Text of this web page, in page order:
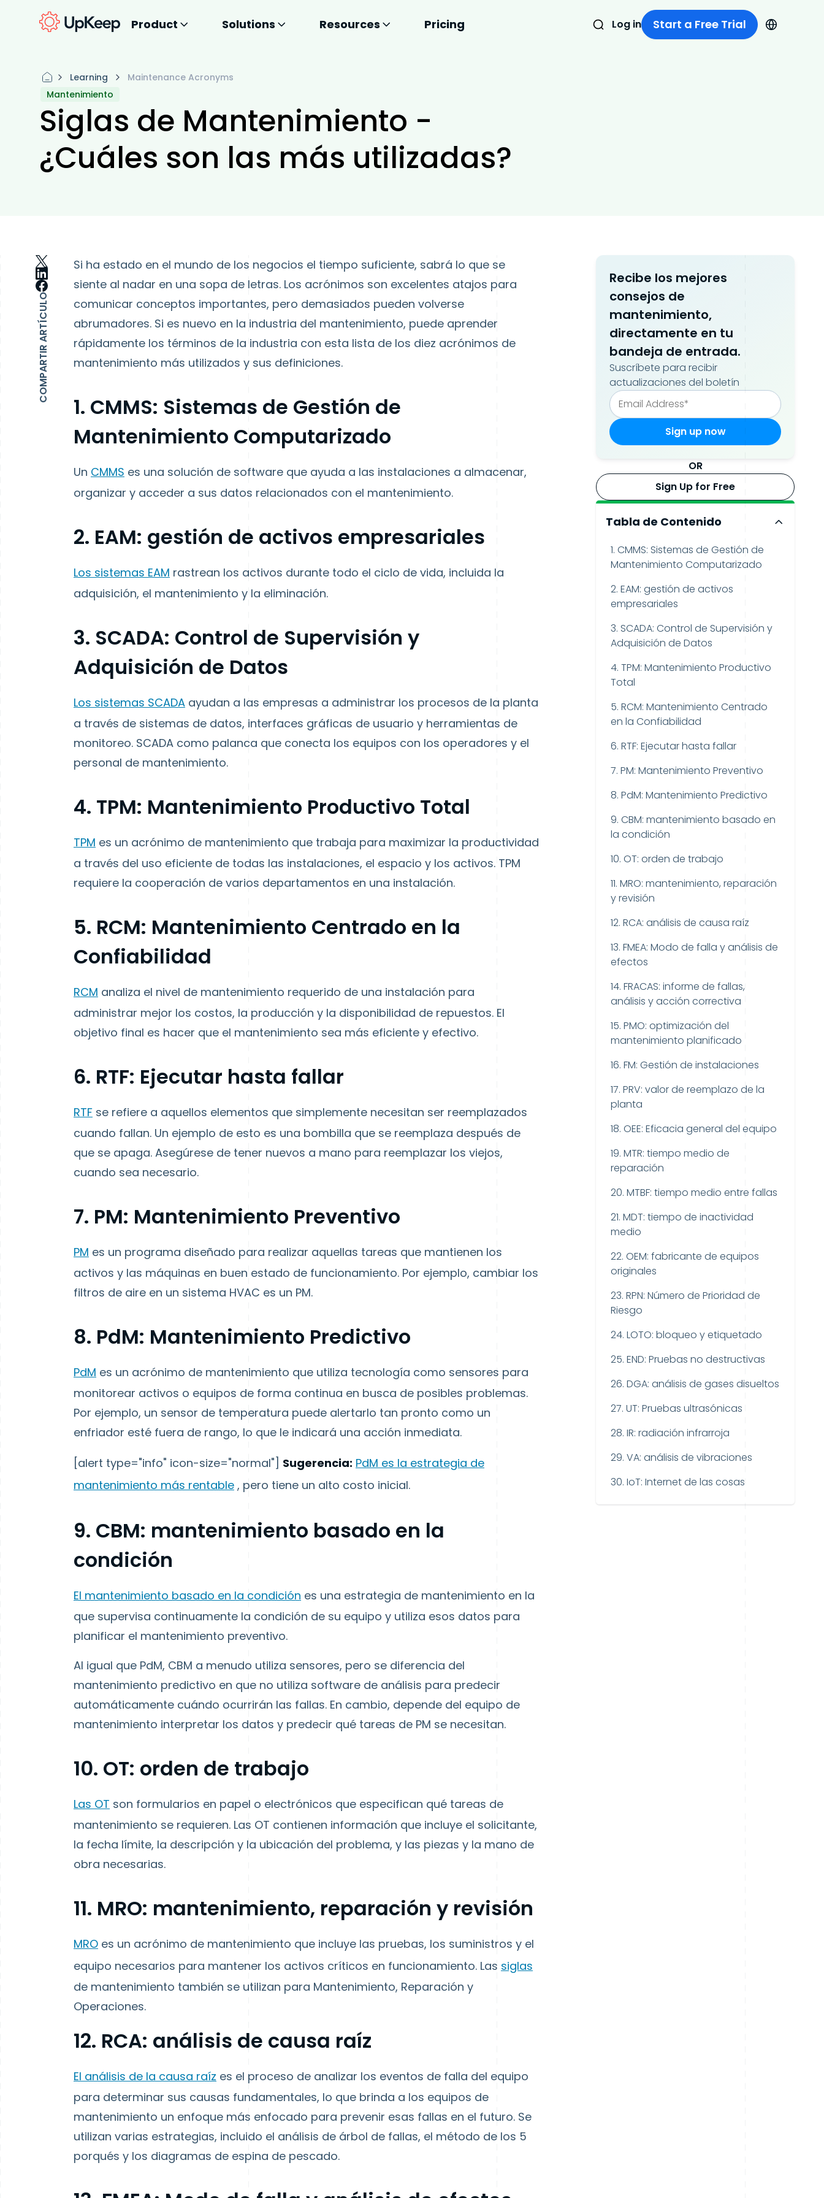
Product Solutions Resources Pricing Log in Start a Free Trial
Learning
Maintenance Acronyms
Mantenimiento
Siglas de Mantenimiento -
¿Cuáles son las más utilizadas?
COMPARTIR ARTÍCULO
Si ha estado en el mundo de los negocios el tiempo suficiente, sabrá lo que se
siente al nadar en una sopa de letras. Los acrónimos son excelentes atajos para
comunicar conceptos importantes, pero demasiados pueden volverse
abrumadores. Si es nuevo en la industria del mantenimiento, puede aprender
rápidamente los términos de la industria con esta lista de los diez acrónimos de
mantenimiento más utilizados y sus definiciones.
1. CMMS: Sistemas de Gestión de
Mantenimiento Computarizado
Un CMMS es una solución de software que ayuda a las instalaciones a almacenar,
organizar y acceder a sus datos relacionados con el mantenimiento.
2. EAM: gestión de activos empresariales
Los sistemas EAM rastrean los activos durante todo el ciclo de vida, incluida la
adquisición, el mantenimiento y la eliminación.
3. SCADA: Control de Supervisión y
Adquisición de Datos
Los sistemas SCADA ayudan a las empresas a administrar los procesos de la planta
a través de sistemas de datos, interfaces gráficas de usuario y herramientas de
monitoreo. SCADA como palanca que conecta los equipos con los operadores y el
personal de mantenimiento.
4. TPM: Mantenimiento Productivo Total
TPM es un acrónimo de mantenimiento que trabaja para maximizar la productividad
a través del uso eficiente de todas las instalaciones, el espacio y los activos. TPM
requiere la cooperación de varios departamentos en una instalación.
5. RCM: Mantenimiento Centrado en la
Confiabilidad
RCM analiza el nivel de mantenimiento requerido de una instalación para
administrar mejor los costos, la producción y la disponibilidad de repuestos. El
objetivo final es hacer que el mantenimiento sea más eficiente y efectivo.
6. RTF: Ejecutar hasta fallar
RTF se refiere a aquellos elementos que simplemente necesitan ser reemplazados
cuando fallan. Un ejemplo de esto es una bombilla que se reemplaza después de
que se apaga. Asegúrese de tener nuevos a mano para reemplazar los viejos,
cuando sea necesario.
7. PM: Mantenimiento Preventivo
PM es un programa diseñado para realizar aquellas tareas que mantienen los
activos y las máquinas en buen estado de funcionamiento. Por ejemplo, cambiar los
filtros de aire en un sistema HVAC es un PM.
8. PdM: Mantenimiento Predictivo
PdM es un acrónimo de mantenimiento que utiliza tecnología como sensores para
monitorear activos o equipos de forma continua en busca de posibles problemas.
Por ejemplo, un sensor de temperatura puede alertarlo tan pronto como un
enfriador esté fuera de rango, lo que le indicará una acción inmediata.
[alert type="info" icon-size="normal"] Sugerencia: PdM es la estrategia de
mantenimiento más rentable , pero tiene un alto costo inicial.
9. CBM: mantenimiento basado en la
condición
El mantenimiento basado en la condición es una estrategia de mantenimiento en la
que supervisa continuamente la condición de su equipo y utiliza esos datos para
planificar el mantenimiento preventivo.
Al igual que PdM, CBM a menudo utiliza sensores, pero se diferencia del
mantenimiento predictivo en que no utiliza software de análisis para predecir
automáticamente cuándo ocurrirán las fallas. En cambio, depende del equipo de
mantenimiento interpretar los datos y predecir qué tareas de PM se necesitan.
10. OT: orden de trabajo
Las OT son formularios en papel o electrónicos que especifican qué tareas de
mantenimiento se requieren. Las OT contienen información que incluye el solicitante,
la fecha límite, la descripción y la ubicación del problema, y las piezas y la mano de
obra necesarias.
11. MRO: mantenimiento, reparación y revisión
MRO es un acrónimo de mantenimiento que incluye las pruebas, los suministros y el
equipo necesarios para mantener los activos críticos en funcionamiento. Las siglas
de mantenimiento también se utilizan para Mantenimiento, Reparación y
Operaciones.
12. RCA: análisis de causa raíz
El análisis de la causa raíz es el proceso de analizar los eventos de falla del equipo
para determinar sus causas fundamentales, lo que brinda a los equipos de
mantenimiento un enfoque más enfocado para prevenir esas fallas en el futuro. Se
utilizan varias estrategias, incluido el análisis de árbol de fallas, el método de los 5
porqués y los diagramas de espina de pescado.
Recibe los mejores
consejos de
mantenimiento,
directamente en tu
bandeja de entrada.
Suscríbete para recibir
actualizaciones del boletín
OR
Sign Up for Free
Tabla de Contenido
1. CMMS: Sistemas de Gestión de
Mantenimiento Computarizado
2. EAM: gestión de activos
empresariales
3. SCADA: Control de Supervisión y
Adquisición de Datos
4. TPM: Mantenimiento Productivo
Total
5. RCM: Mantenimiento Centrado
en la Confiabilidad
6. RTF: Ejecutar hasta fallar
7. PM: Mantenimiento Preventivo
8. PdM: Mantenimiento Predictivo
9. CBM: mantenimiento basado en
la condición
10. OT: orden de trabajo
11. MRO: mantenimiento, reparación
y revisión
12. RCA: análisis de causa raíz
13. FMEA: Modo de falla y análisis de
efectos
14. FRACAS: informe de fallas,
análisis y acción correctiva
15. PMO: optimización del
mantenimiento planificado
16. FM: Gestión de instalaciones
17. PRV: valor de reemplazo de la
planta
18. OEE: Eficacia general del equipo
19. MTR: tiempo medio de
reparación
20. MTBF: tiempo medio entre fallas
21. MDT: tiempo de inactividad
medio
22. OEM: fabricante de equipos
originales
23. RPN: Número de Prioridad de
Riesgo
24. LOTO: bloqueo y etiquetado
25. END: Pruebas no destructivas
26. DGA: análisis de gases disueltos
27. UT: Pruebas ultrasónicas
28. IR: radiación infrarroja
29. VA: análisis de vibraciones
30. IoT: Internet de las cosas